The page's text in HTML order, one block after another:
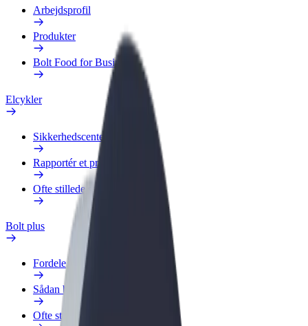
Arbejdsprofil
Produkter
Bolt Food for Business
Elcykler
Sikkerhedscenter
Rapportér et problem
Ofte stillede spørgsmål
Bolt plus
Fordele
Sådan bliver du medlem
Ofte stillede spørgsmål